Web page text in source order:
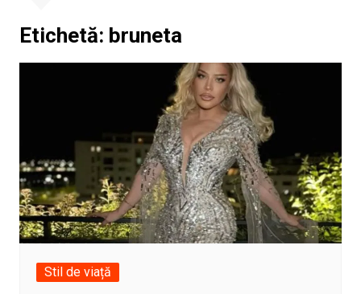
Etichetă: bruneta
Stil de viață